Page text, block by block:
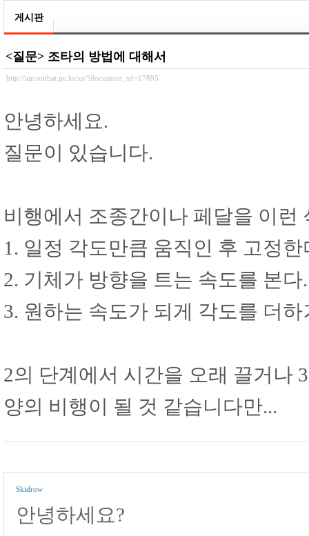
게시판
<질문> 조타의 방법에 대해서
http://aircombat.pe.kr/xe/?document_srl=17895
안녕하세요.
질문이 있습니다.
비행에서 조종간이나 페달을 이런
1. 일정 각도만큼 움직인 후 고정한
2. 기체가 방향을 트는 속도를 본다.
3. 원하는 속도가 되게 각도를 더하
2의 단계에서 시간을 오래 끌거나
양의 비행이 될 것 같습니다만...
Skidrow
안녕하세요?